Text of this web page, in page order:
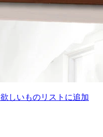
欲しいものリストに追加